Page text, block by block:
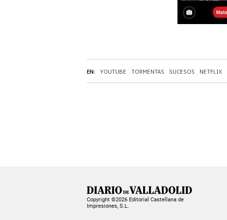
EN: YOUTUBE TORMENTAS SUCESOS NETFLIX
Copyright ©2026 Editorial Castellana de
Impresiones, S.L.